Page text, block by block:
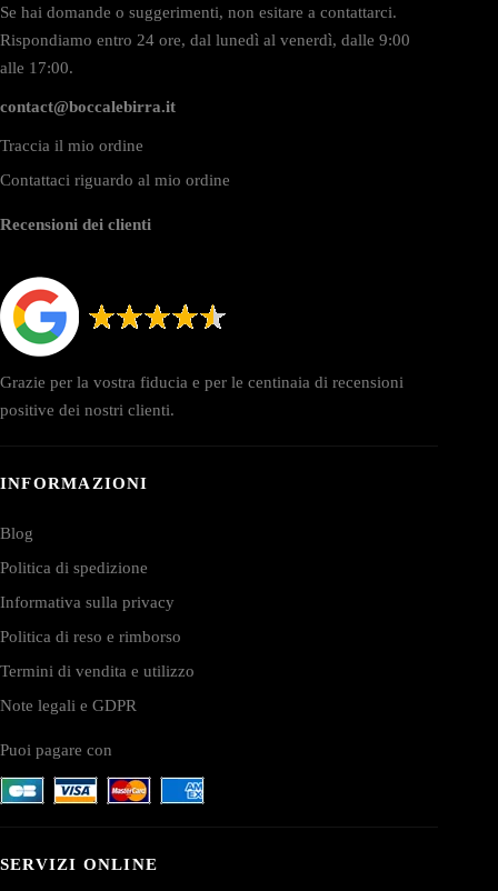
Se hai domande o suggerimenti, non esitare a contattarci.
Rispondiamo entro 24 ore, dal lunedì al venerdì, dalle 9:00
alle 17:00.
contact@boccalebirra.it
Traccia il mio ordine
Contattaci riguardo al mio ordine
Recensioni dei clienti
Grazie per la vostra fiducia e per le centinaia di recensioni
positive dei nostri clienti.
INFORMAZIONI
Blog
Politica di spedizione
Informativa sulla privacy
Politica di reso e rimborso
Termini di vendita e utilizzo
Note legali e GDPR
Puoi pagare con
SERVIZI ONLINE